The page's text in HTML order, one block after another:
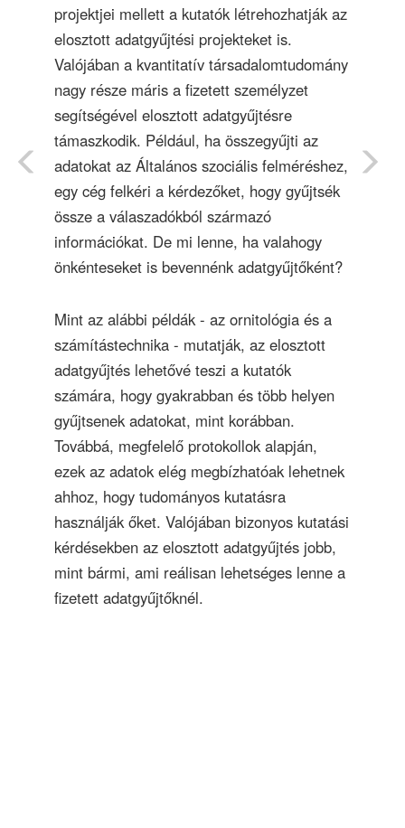
projektjei mellett a kutatók létrehozhatják az
elosztott adatgyűjtési projekteket is.
Valójában a kvantitatív társadalomtudomány
nagy része máris a fizetett személyzet
segítségével elosztott adatgyűjtésre
támaszkodik. Például, ha összegyűjti az
adatokat az Általános szociális felméréshez,
egy cég felkéri a kérdezőket, hogy gyűjtsék
össze a válaszadókból származó
információkat. De mi lenne, ha valahogy
önkénteseket is bevennénk adatgyűjtőként?
Mint az alábbi példák - az ornitológia és a
számítástechnika - mutatják, az elosztott
adatgyűjtés lehetővé teszi a kutatók
számára, hogy gyakrabban és több helyen
gyűjtsenek adatokat, mint korábban.
Továbbá, megfelelő protokollok alapján,
ezek az adatok elég megbízhatóak lehetnek
ahhoz, hogy tudományos kutatásra
használják őket. Valójában bizonyos kutatási
kérdésekben az elosztott adatgyűjtés jobb,
mint bármi, ami reálisan lehetséges lenne a
fizetett adatgyűjtőknél.